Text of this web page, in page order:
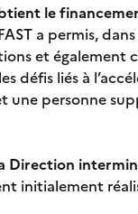
le
a permis,
et également
défis liés à
une personne
Direction
initialement